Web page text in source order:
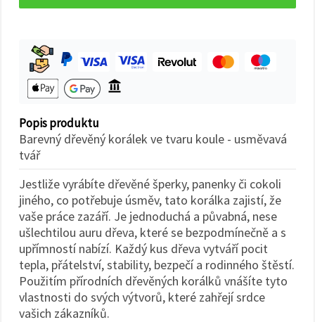
Popis produktu
Barevný dřevěný korálek ve tvaru koule - usměvavá
tvář
Jestliže vyrábíte dřevěné šperky, panenky či cokoli
jiného, co potřebuje úsměv, tato korálka zajistí, že
vaše práce zazáří. Je jednoduchá a půvabná, nese
ušlechtilou auru dřeva, které se bezpodmínečně a s
upřímností nabízí. Každý kus dřeva vytváří pocit
tepla, přátelství, stability, bezpečí a rodinného štěstí.
Použitím přírodních dřevěných korálků vnášíte tyto
vlastnosti do svých výtvorů, které zahřejí srdce
vašich zákazníků.